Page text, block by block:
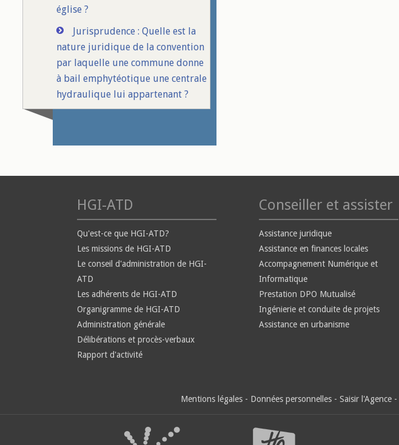
église ?
Jurisprudence : Quelle est la
nature juridique de la convention
par laquelle une commune donne
à bail emphytéotique une centrale
hydraulique lui appartenant ?
HGI-ATD
Qu'est-ce que HGI-ATD?
Les missions de HGI-ATD
Le conseil d'administration de HGI-
ATD
Les adhérents de HGI-ATD
Organigramme de HGI-ATD
Administration générale
Délibérations et procès-verbaux
Rapport d'activité
Conseiller et assister
Assistance juridique
Assistance en finances locales
Accompagnement Numérique et
Informatique
Prestation DPO Mutualisé
Ingénierie et conduite de projets
Assistance en urbanisme
Mentions légales - Données personnelles - Saisir l'Agence -